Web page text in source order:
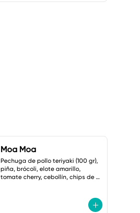
Moa Moa
Pechuga de pollo teriyaki (100 gr),
piña, brócoli, elote amarillo,
tomate cherry, cebollín, chips de